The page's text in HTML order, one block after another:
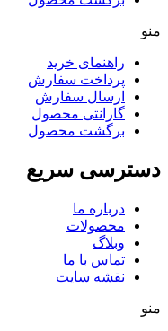
منو
راهنمای خرید
پرداخت سفارش
ارسال سفارش
گارانتی محصول
برگشت محصول
دسترسی سریع
درباره ما
محصولات
وبلاگ
تماس با ما
نقشه سایت
منو